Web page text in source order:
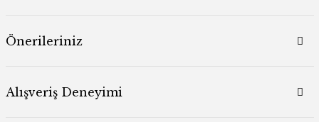
Önerileriniz
Alışveriş Deneyimi